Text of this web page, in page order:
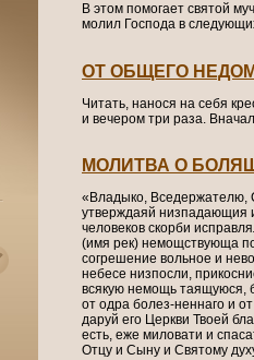
В этом помогает святой
молил Господа в
ОТ ОБЩЕГО
Читать, нанося на себя
и вечером три раза.
МОЛИТВА О
«Владыко, Вседержателю,
утверждаяй низпадающия
человеков скорби
(имя рек) немощствующа
согрешение вольное и
небесе низпосли,
всякую немощь таящуюся,
от одра болез-неннаго и
даруй его Церкви Твоей
есть, еже миловати и
Отцу и Сыну и Святому